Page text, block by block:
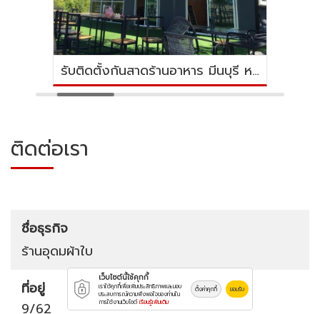
ติดต่อเรา
ชื่อธุรกิจ
ร้านอุดมผ้าใบ
ที่อยู่
9/62
เว็บไซต์นี้ใช้คุกกี้
เราใช้คุกกี้เพื่อเพิ่มประสิทธิภาพและมอบ
ประสบการณ์ความพึงพอใจของท่านใน
การใช้งานเว็บไซต์เรียนรู้เพิ่มเติม
ตั้งค่าคุกกี้ ยอมรับ